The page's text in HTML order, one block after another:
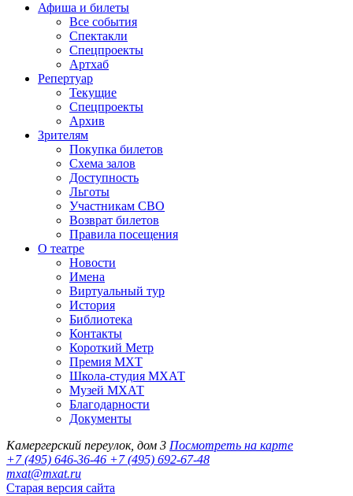
Афиша и билеты
Все события
Спектакли
Спецпроекты
Артхаб
Репертуар
Текущие
Спецпроекты
Архив
Зрителям
Покупка билетов
Схема залов
Доступность
Льготы
Участникам СВО
Возврат билетов
Правила посещения
О театре
Новости
Имена
Виртуальный тур
История
Библиотека
Контакты
Короткий Метр
Премия МХТ
Школа-студия МХАТ
Музей МХАТ
Благодарности
Документы
Камергерский переулок, дом 3 Посмотреть на карте
+7 (495) 646-36-46 +7 (495) 692-67-48‬
mxat@mxat.ru
Старая версия сайта